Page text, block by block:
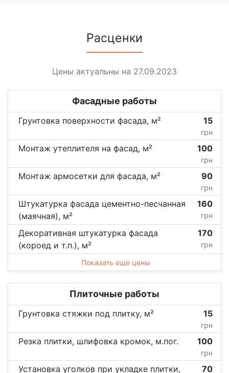
Расценки
Цены актуальны на 27.09.2023
Фасадные работы
Грунтовка поверхности фасада, м² 15
грн
Монтаж утеплителя на фасад, м² 100
грн
Монтаж армосетки для фасада, м² 90
грн
Штукатурка фасада цементно-песчанная
(маячная), м²
160
грн
Декоративная штукатурка фасада
(короед и т.п.), м²
170
грн
Показать еще цены
Плиточные работы
Грунтовка стяжки под плитку, м² 15
грн
Резка плитки, шлифовка кромок, м.пог. 100
грн
Установка уголков при укладке плитки, 70